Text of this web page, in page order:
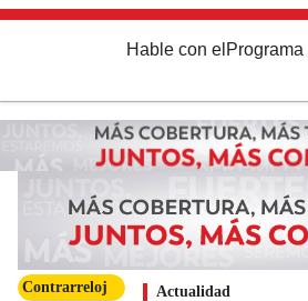
Hable con el Programa
Contrarreloj Actualidad